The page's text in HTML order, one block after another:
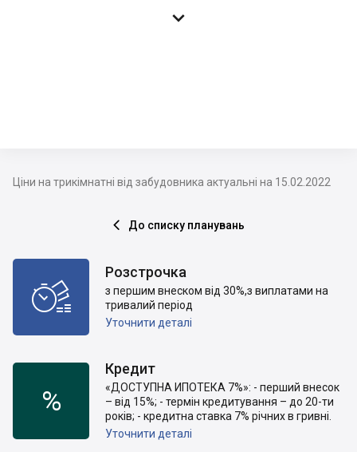

Ціни на трикімнатні від забудовника актуальні на 15.02.2022
 До списку планувань

Розстрочка
з першим внеском від 30%,з виплатами на
тривалий період
Уточнити деталі
%
Кредит
«ДОСТУПНА ИПОТЕКА 7%»: - перший внесок
– від 15%; - термін кредитування – до 20-ти
років; - кредитна ставка 7% річних в гривні.
Уточнити деталі